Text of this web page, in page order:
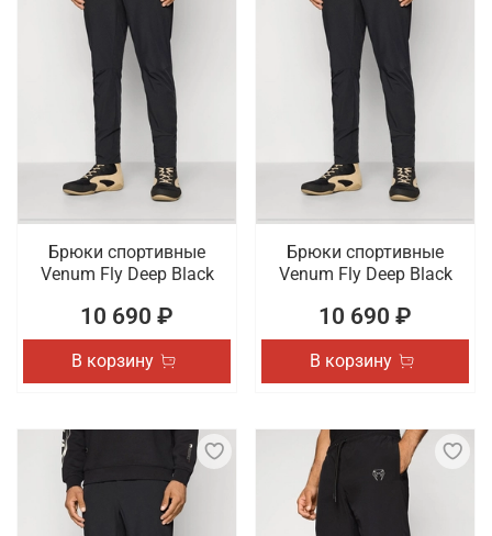
Брюки спортивные
Venum Fly Deep Black
10 690 ₽
В корзину
Брюки спортивные
Venum Fly Deep Black
10 690 ₽
В корзину